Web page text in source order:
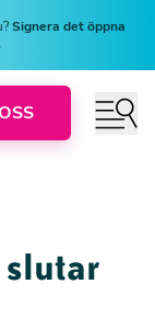
Signera det öppna
slutar